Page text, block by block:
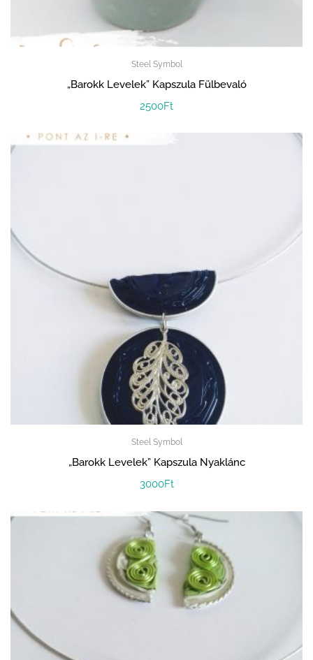
Steel Symbol
„Barokk Levelek” Kapszula Fülbevaló
2500Ft
Steel Symbol
„Barokk Levelek” Kapszula Nyaklánc
3000Ft